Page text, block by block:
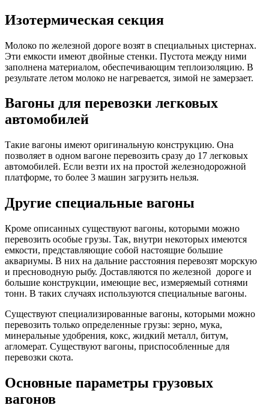
Изотермическая секция
Молоко по железной дороге возят в специальных цистернах.
Эти емкости имеют двойные стенки. Пустота между ними
заполнена материалом, обеспечивающим теплоизоляцию. В
результате летом молоко не нагревается, зимой не замерзает.
Вагоны для перевозки легковых
автомобилей
Такие вагоны имеют оригинальную конструкцию. Она
позволяет в одном вагоне перевозить сразу до 17 легковых
автомобилей. Если везти их на простой железнодорожной
платформе, то более 3 машин загрузить нельзя.
Другие специальные вагоны
Кроме описанных существуют вагоны, которыми можно
перевозить особые грузы. Так, внутри некоторых имеются
емкости, представляющие собой настоящие большие
аквариумы. В них на дальние расстояния перевозят морскую
и пресноводную рыбу. Доставляются по железной дороге и
большие конструкции, имеющие вес, измеряемый сотнями
тонн. В таких случаях используются специальные вагоны.
Существуют специализированные вагоны, которыми можно
перевозить только определенные грузы: зерно, мука,
минеральные удобрения, кокс, жидкий металл, битум,
агломерат. Существуют вагоны, приспособленные для
перевозки скота.
Основные параметры грузовых
вагонов